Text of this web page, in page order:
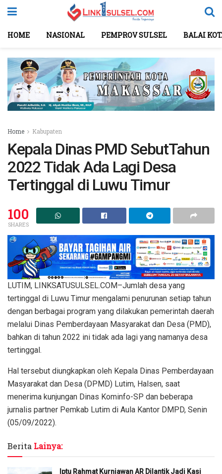
HOME NASIONAL PEMPROV SULSEL BALAI
Home Kabupaten
Kepala Dinas PMD SebutTahun
2022 Tidak Ada Lagi Desa
Tertinggal di Luwu Timur
100
SHARES
LUTIM, LINKSATUSULSEL.COM–Jumlah desa yang
tertinggal di Luwu Timur mengalami penurunan setiap tahun
dengan berbagai program yang dilakukan pemerintah daerah
melalui Dinas Pemberdayaan Masyarakat dan Desa (PMD),
bahkan di tahun 2022 ini tidak ada lagi yang namanya desa
tertinggal.
Hal tersebut diungkapkan oleh Kepala Dinas Pemberdayaan
Masyarakat dan Desa (DPMD) Lutim, Halsen, saat
menerima kunjungan Dinas Kominfo-SP dan beberapa
jurnalis partner Pemkab Lutim di Aula Kantor DMPD, Senin
(05/09/2022).
Berita Lainya:
Iptu Rahmat Kurniawan AR Dilantik Jadi Kasi